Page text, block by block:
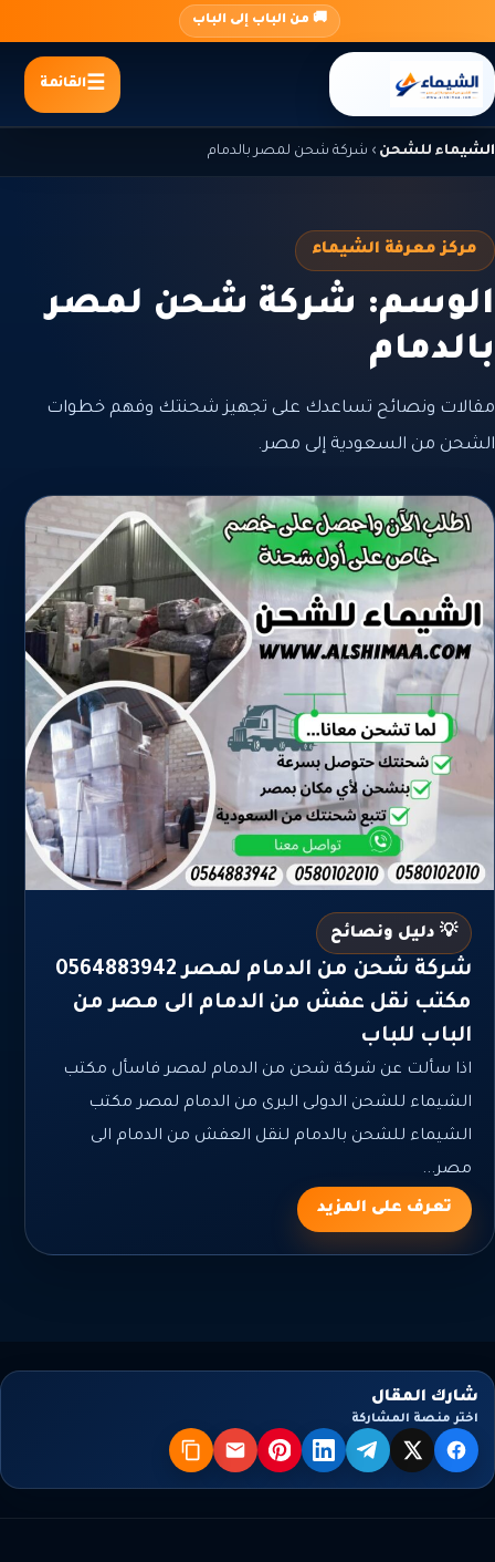
المحتوى
🚚 من الباب إلى الباب
القائمة
الشيماء للشحن › شركة شحن لمصر بالدمام
مركز معرفة الشيماء
الوسم: شركة شحن لمصر
بالدمام
مقالات ونصائح تساعدك على تجهيز شحنتك وفهم خطوات
الشحن من السعودية إلى مصر.
💡 دليل ونصائح
شركة شحن من الدمام لمصر 0564883942
مكتب نقل عفش من الدمام الى مصر من
الباب للباب
اذا سألت عن شركة شحن من الدمام لمصر فاسأل مكتب
الشيماء للشحن الدولى البرى من الدمام لمصر مكتب
الشيماء للشحن بالدمام لنقل العفش من الدمام الى
مصر...
تعرف على المزيد
شارك المقال
اختر منصة المشاركة
فيسبوك
X تيليجراملينكدإنبنترستالبريد نسخ